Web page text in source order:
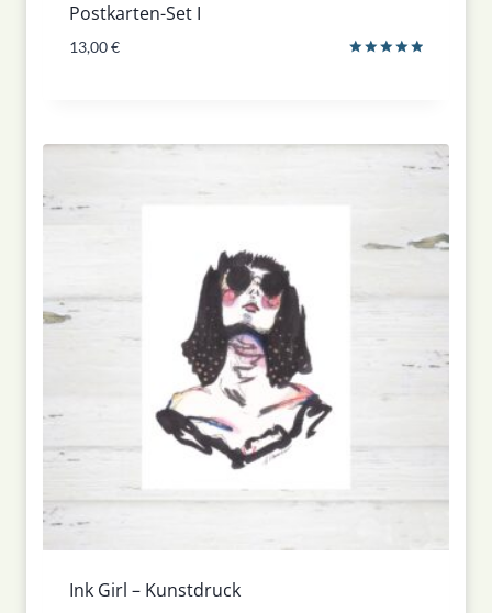
Postkarten-Set I
13,00€
Ink Girl – Kunstdruck